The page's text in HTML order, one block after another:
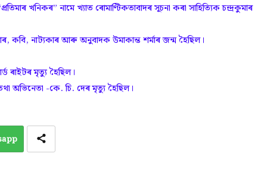
খনিকৰ” নামে খ্যাত ৰোমাণ্টিকতাবাদৰ সূচনা কৰা সাহিত্যিক চন্দ্ৰকুমাৰ
কবি, নাট্যকাৰ আৰু অনুবাদক উমাকান্ত শৰ্মাৰ জন্ম হৈছিল।
ৰাইটৰ মৃত্যু হৈছিল।
অভিনেতা -কে. চি. দেৰ মৃত্যু হৈছিল।